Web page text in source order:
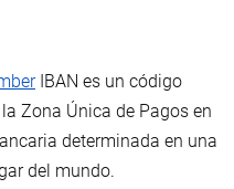
IBAN es un código
Zona Única de Pagos en
determinada en una
del mundo.